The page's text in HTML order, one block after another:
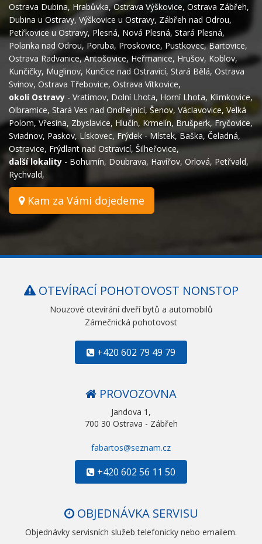
Ostrava Dubina, Hrabůvka,Ostrava Výškovice, Ostrava Zábřeh,
Dubina u Ostravy, Výškovice u Ostravy, Zábřeh nad Odrou,
Petřkovice u Ostravy, Plesná, Nová Plesná, Stará Plesná,
Polanka nad Odrou, Poruba, Proskovice, Pustkovec,Bartovice,
Ostrava Radvanice,Antošovice, Heřmanice, Hrušov, Koblov,
Kunčičky, Muglinov, Kunčice nad Ostravicí, Stará Bělá, Ostrava
Svinov, Ostrava Třebovice, Ostrava Vítkovice,
okolí Ostravy - Vratimov, Dolní Lhota, Horní Lhota, Klimkovice,
Olbramice, Stará Ves nad Ondřejnicí,Šenov,Václavovice, Velká
Polom,Vřesina, Zbyslavice, Hlučín, Krmelín,Brušperk,Fryčovice,
Sviadnov, Paskov, Lískovec, Frýdek - Místek,Baška, Čeladná,
Ostravice, Frýdlant nad Ostravicí, Šilheřovice,
další lokality - Bohumín, Doubrava, Havířov, Orlová, Petřvald,
Rychvald,
Kam za Vámi dojedeme
OTEVÍRACÍ POHOTOVOST NONSTOP
Nouzové otevírání dveří bytů a automobilů
Zámečnická pohotovost
+420 602 79 49 79
PROVOZOVNA
Jandova 1,
700 30 Ostrava - Zábřeh
fabartos@seznam.cz
+420 602 56 11 50
OBJEDNÁVKA SERVISU
Objednávky servisních služeb telefonicky nebo emailem.